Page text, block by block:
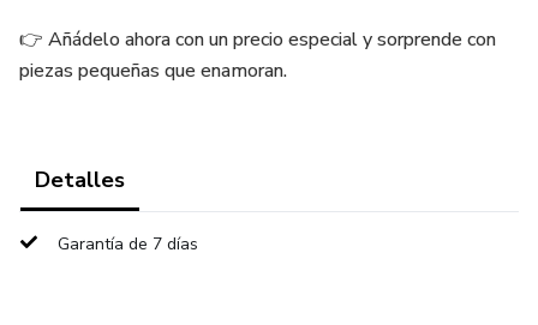
👉 Añádelo ahora con un precio especial y sorprende con
piezas pequeñas que enamoran.
Detalles
Garantía de 7 días